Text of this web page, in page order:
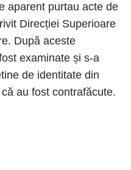
aparent purtau acte de
Direcției Superioare
După aceste
examinate și s-a
de identitate din
au fost contrafăcute.